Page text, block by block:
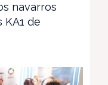
navarros
de